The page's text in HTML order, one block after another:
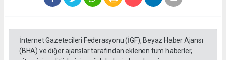
İnternet Gazetecileri Federasyonu (İGF), Beyaz Haber Ajansı
(BHA) ve diğer ajanslar tarafından eklenen tüm haberler,